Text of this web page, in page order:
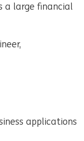
a large financial
applications